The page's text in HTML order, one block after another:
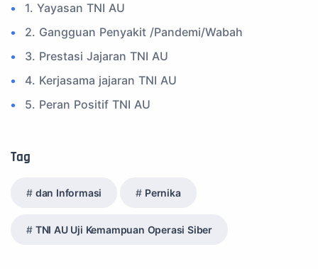
1. Yayasan TNI AU
2. Gangguan Penyakit /Pandemi/Wabah
3. Prestasi Jajaran TNI AU
4. Kerjasama jajaran TNI AU
5. Peran Positif TNI AU
7. Spam Bukan Berita TNI
9. Tni au
10. Masalah anggota TNI AU
Tag
dan Informasi Pernika
TNI AU Uji Kemampuan Operasi Siber